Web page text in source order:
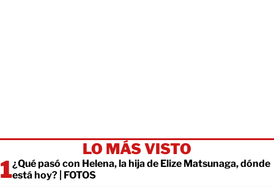
LO MÁS VISTO
¿Qué pasó con Helena, la hija de Elize Matsunaga, dónde
está hoy? | FOTOS